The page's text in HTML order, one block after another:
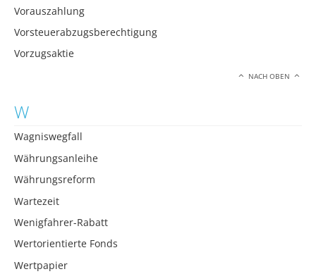
Vorauszahlung
Vorsteuerabzugsberechtigung
Vorzugsaktie
NACH OBEN
W
Wagniswegfall
Währungsanleihe
Währungsreform
Wartezeit
Wenigfahrer-Rabatt
Wertorientierte Fonds
Wertpapier